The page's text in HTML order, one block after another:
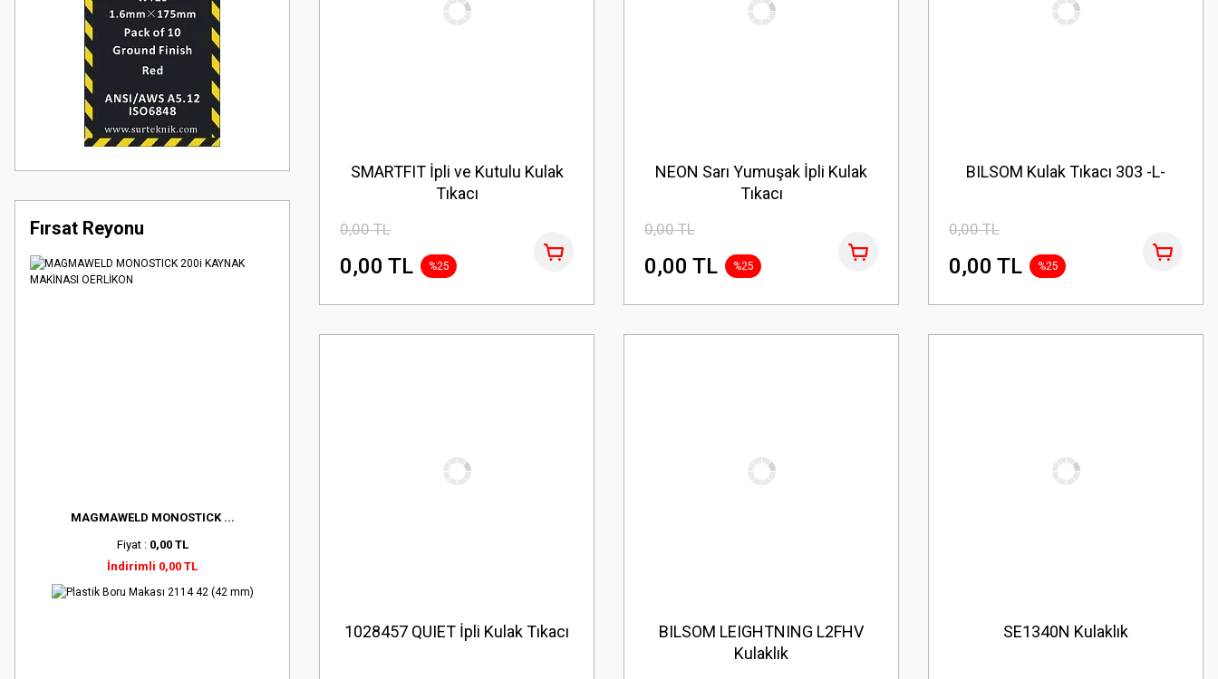
Fırsat Reyonu
MAGMAWELD MONOSTICK ...
Fiyat : 0,00 TL
İndirimli 0,00 TL
SMARTFIT İpli ve Kutulu Kulak
Tıkacı
0,00 TL
0,00 TL %25
NEON Sarı Yumuşak İpli Kulak
Tıkacı
0,00 TL
0,00 TL %25
BILSOM Kulak Tıkacı 303 -L-
0,00 TL
0,00 TL %25
1028457 QUIET İpli Kulak Tıkacı
BILSOM LEIGHTNING L2FHV
Kulaklık
SE1340N Kulaklık